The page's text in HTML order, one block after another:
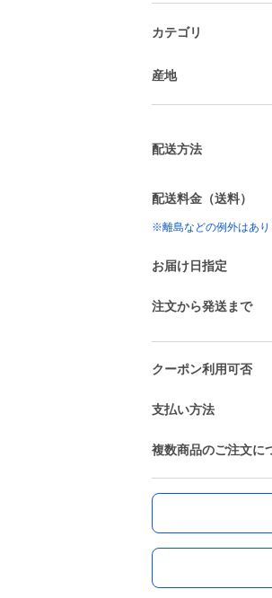
カテゴリ
産地
配送方法
配送料金（送料）
※離島などの例外はあり
お届け日指定
注文から発送まで
クーポン利用可否
支払い方法
複数商品のご注文に